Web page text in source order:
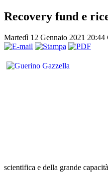
Recovery fund e
Martedì 12 Gennaio 2021 20:44
scientifica e della grande